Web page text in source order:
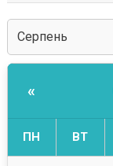
«
ПН ВТ